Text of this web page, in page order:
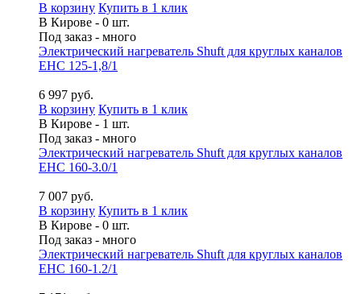
В корзину Купить в 1 клик
В Кирове - 0 шт.
Под заказ - много
Электрический нагреватель Shuft для круглых каналов
EHC 125-1,8/1
6 997 руб.
В корзину Купить в 1 клик
В Кирове - 1 шт.
Под заказ - много
Электрический нагреватель Shuft для круглых каналов
EHC 160-3.0/1
7 007 руб.
В корзину Купить в 1 клик
В Кирове - 0 шт.
Под заказ - много
Электрический нагреватель Shuft для круглых каналов
EHC 160-1.2/1